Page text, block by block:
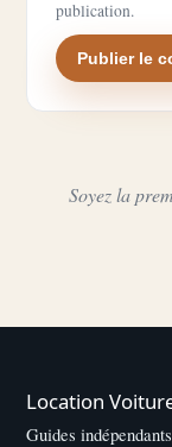
publication.
Publier le
Soyez la
Location
Guides